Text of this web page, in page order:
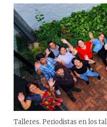
Talleres. Periodistas en los